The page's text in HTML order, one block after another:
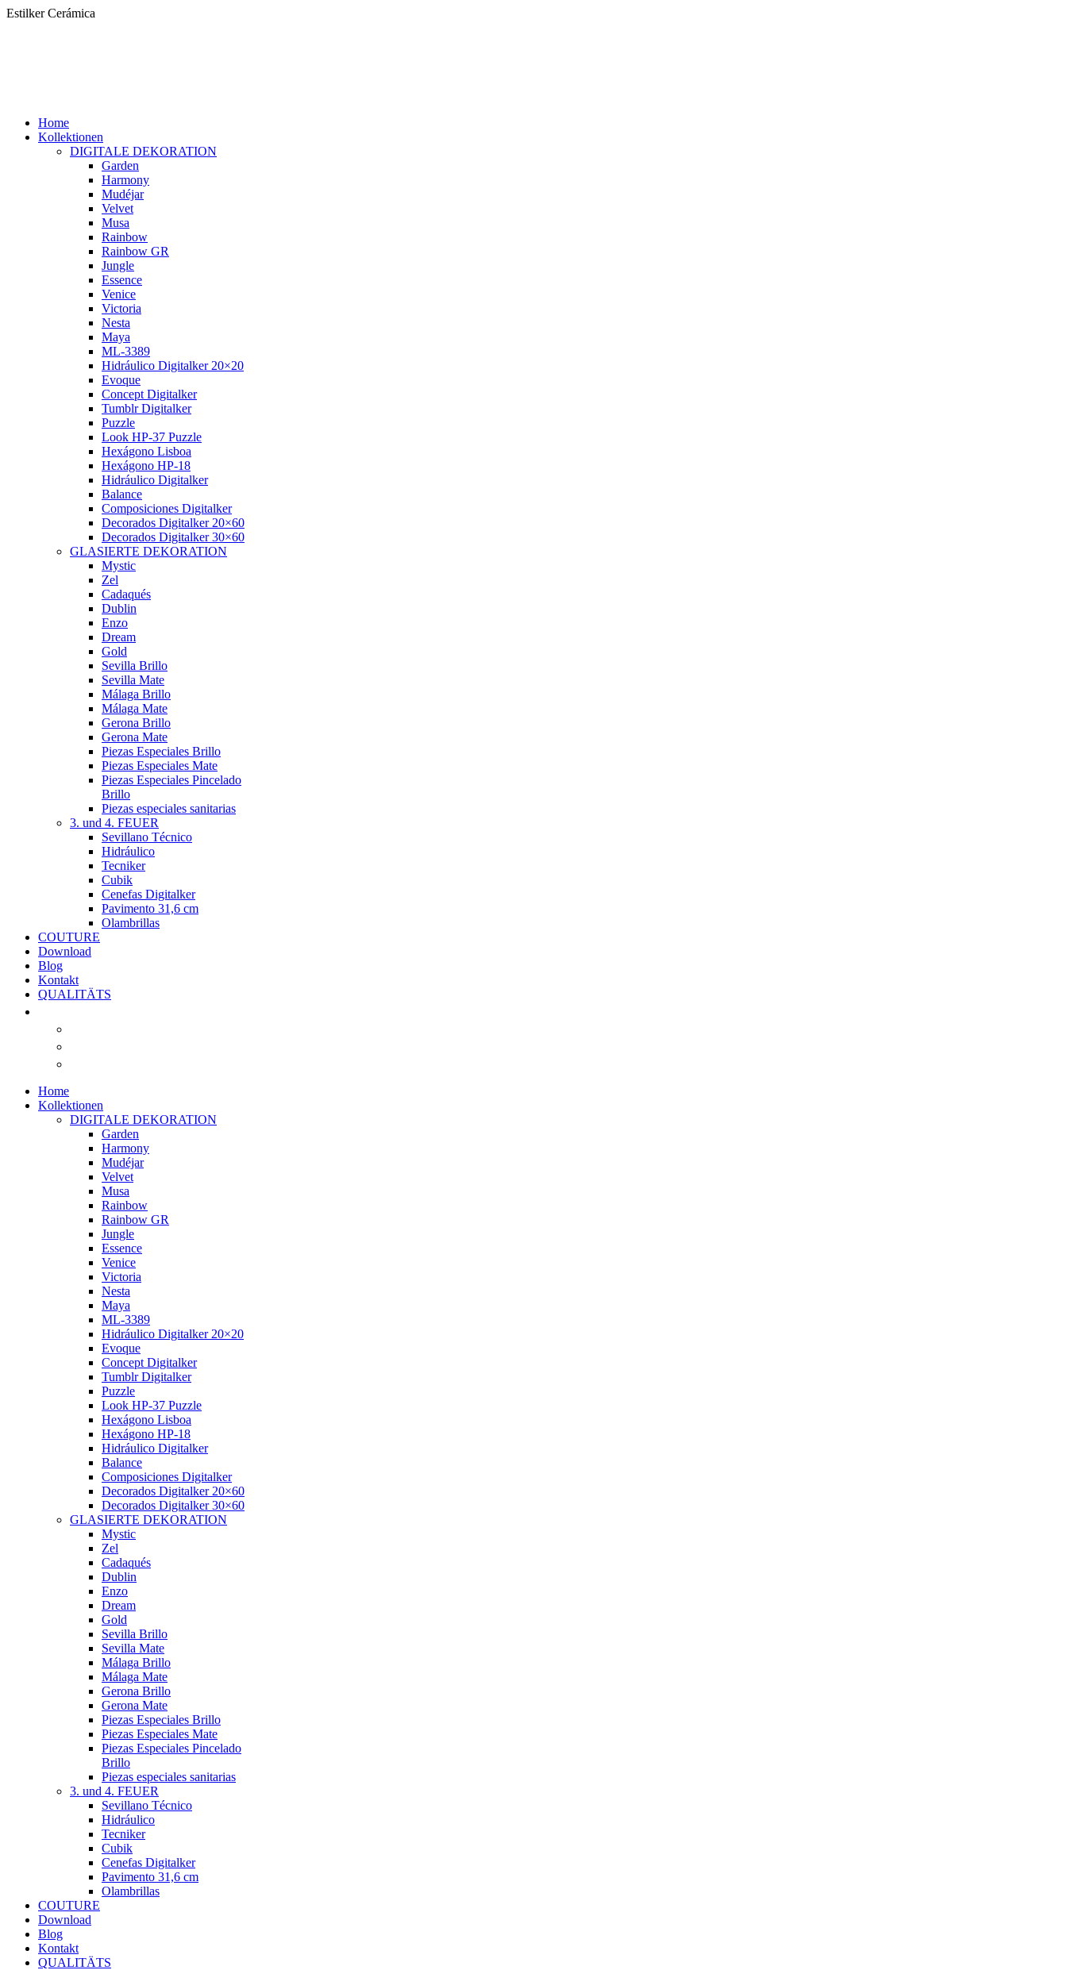
Zum
Estilker Cerámica
Home
Kollektionen
DIGITALE DEKORATION
Garden
Harmony
Mudéjar
Velvet
Musa
Rainbow
Rainbow GR
Jungle
Essence
Venice
Victoria
Nesta
Maya
ML-3389
Hidráulico Digitalker 20×20
Evoque
Concept Digitalker
Tumblr Digitalker
Puzzle
Look HP-37 Puzzle
Hexágono Lisboa
Hexágono HP-18
Hidráulico Digitalker
Balance
Composiciones Digitalker
Decorados Digitalker 20×60
Decorados Digitalker 30×60
GLASIERTE DEKORATION
Mystic
Zel
Cadaqués
Dublin
Enzo
Dream
Gold
Sevilla Brillo
Sevilla Mate
Málaga Brillo
Málaga Mate
Gerona Brillo
Gerona Mate
Piezas Especiales Brillo
Piezas Especiales Mate
Piezas Especiales Pincelado
Brillo
Piezas especiales sanitarias
3. und 4. FEUER
Sevillano Técnico
Hidráulico
Tecniker
Cubik
Cenefas Digitalker
Pavimento 31,6 cm
Olambrillas
COUTURE
Download
Blog
Kontakt
QUALITÄTS
Home
Kollektionen
DIGITALE DEKORATION
Garden
Harmony
Mudéjar
Velvet
Musa
Rainbow
Rainbow GR
Jungle
Essence
Venice
Victoria
Nesta
Maya
ML-3389
Hidráulico Digitalker 20×20
Evoque
Concept Digitalker
Tumblr Digitalker
Puzzle
Look HP-37 Puzzle
Hexágono Lisboa
Hexágono HP-18
Hidráulico Digitalker
Balance
Composiciones Digitalker
Decorados Digitalker 20×60
Decorados Digitalker 30×60
GLASIERTE DEKORATION
Mystic
Zel
Cadaqués
Dublin
Enzo
Dream
Gold
Sevilla Brillo
Sevilla Mate
Málaga Brillo
Málaga Mate
Gerona Brillo
Gerona Mate
Piezas Especiales Brillo
Piezas Especiales Mate
Piezas Especiales Pincelado
Brillo
Piezas especiales sanitarias
3. und 4. FEUER
Sevillano Técnico
Hidráulico
Tecniker
Cubik
Cenefas Digitalker
Pavimento 31,6 cm
Olambrillas
COUTURE
Download
Blog
Kontakt
QUALITÄTS